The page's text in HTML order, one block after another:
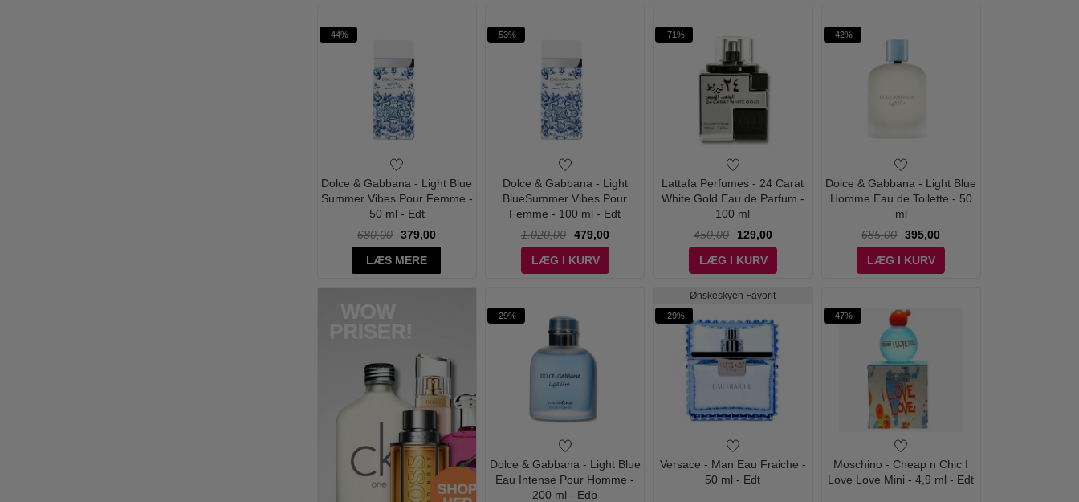
-44%
Dolce & Gabbana - Light Blue
Summer Vibes Pour Femme -
50 ml - Edt
680,00
379,00
LÆS MERE
-53%
Dolce & Gabbana - Light
BlueSummer Vibes Pour
Femme - 100 ml - Edt
1.020,00
479,00
LÆG I KURV
-71%
Lattafa Perfumes - 24 Carat
White Gold Eau de Parfum -
100 ml
450,00
129,00
LÆG I KURV
-42%
Dolce & Gabbana - Light Blue
Homme Eau de Toilette - 50
ml
685,00
395,00
LÆG I KURV
-29%
Dolce & Gabbana - Light Blue
Eau Intense Pour Homme -
200 ml - Edp
Ønskeskyen Favorit
-29%
Versace - Man Eau Fraiche -
50 ml - Edt
-47%
Moschino - Cheap n Chic I
Love Love Mini - 4,9 ml - Edt